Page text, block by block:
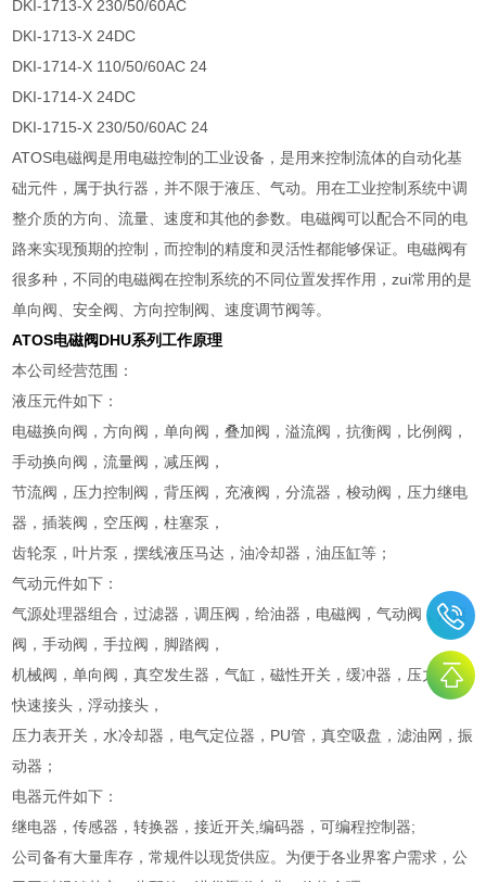
DKI-1713-X 230/50/60AC
DKI-1713-X 24DC
DKI-1714-X 110/50/60AC 24
DKI-1714-X 24DC
DKI-1715-X 230/50/60AC 24
ATOS电磁阀是用电磁控制的工业设备，是用来控制流体的自动化基
础元件，属于执行器，并不限于液压、气动。用在工业控制系统中调
整介质的方向、流量、速度和其他的参数。电磁阀可以配合不同的电
路来实现预期的控制，而控制的精度和灵活性都能够保证。电磁阀有
很多种，不同的电磁阀在控制系统的不同位置发挥作用，zui常用的是
单向阀、安全阀、方向控制阀、速度调节阀等。
ATOS电磁阀DHU系列工作原理
本公司经营范围：
液压元件如下：
电磁换向阀，方向阀，单向阀，叠加阀，溢流阀，抗衡阀，比例阀，
手动换向阀，流量阀，减压阀，
节流阀，压力控制阀，背压阀，充液阀，分流器，梭动阀，压力继电
器，插装阀，空压阀，柱塞泵，
齿轮泵，叶片泵，摆线液压马达，油冷却器，油压缸等；
气动元件如下：
气源处理器组合，过滤器，调压阀，给油器，电磁阀，气动阀，角座
阀，手动阀，手拉阀，脚踏阀，
机械阀，单向阀，真空发生器，气缸，磁性开关，缓冲器，压力表，
快速接头，浮动接头，
压力表开关，水冷却器，电气定位器，PU管，真空吸盘，滤油网，振
动器；
电器元件如下：
继电器，传感器，转换器，接近开关,编码器，可编程控制器;
公司备有大量库存，常规件以现货供应。为便于各业界客户需求，公